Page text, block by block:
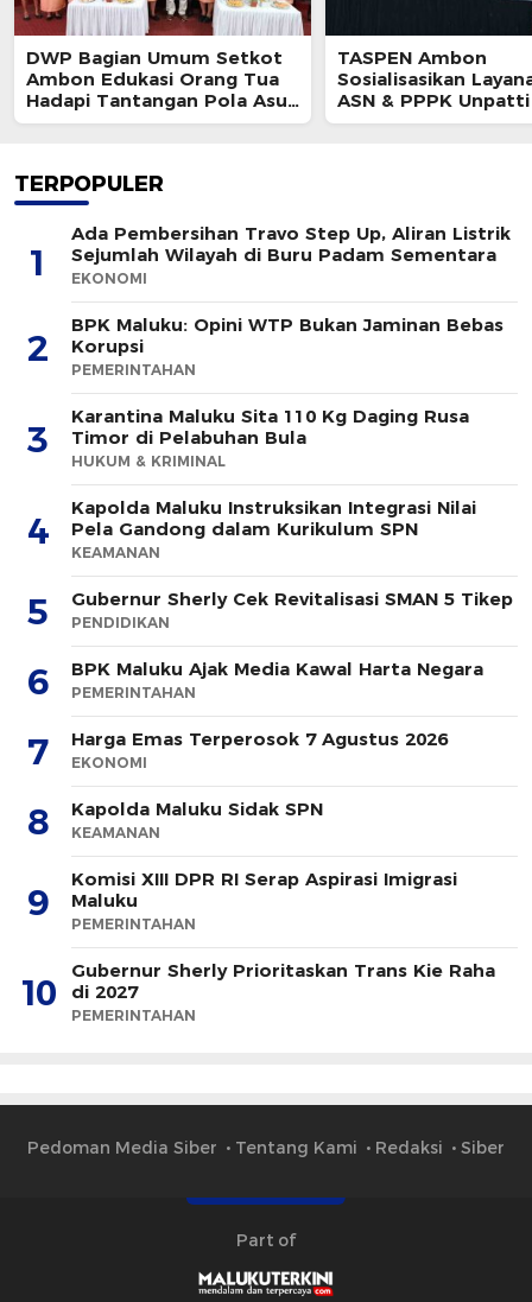
DWP Bagian Umum Setkot
Ambon Edukasi Orang Tua
Hadapi Tantangan Pola Asuh
Modern
TASPEN Ambon
Sosialisasikan
ASN & PPPK Unpatti
TERPOPULER
1
Ada Pembersihan Travo Step Up, Aliran Listrik
Sejumlah Wilayah di Buru Padam Sementara
EKONOMI
2
BPK Maluku: Opini WTP Bukan Jaminan Bebas
Korupsi
PEMERINTAHAN
3
Karantina Maluku Sita 110 Kg Daging Rusa
Timor di Pelabuhan Bula
HUKUM & KRIMINAL
4
Kapolda Maluku Instruksikan Integrasi Nilai
Pela Gandong dalam Kurikulum SPN
KEAMANAN
5 Gubernur Sherly Cek Revitalisasi SMAN 5 Tikep
PENDIDIKAN
6 BPK Maluku Ajak Media Kawal Harta Negara
PEMERINTAHAN
7 Harga Emas Terperosok 7 Agustus 2026
EKONOMI
8 Kapolda Maluku Sidak SPN
KEAMANAN
9
Komisi XIII DPR RI Serap Aspirasi Imigrasi
Maluku
PEMERINTAHAN
10
Gubernur Sherly Prioritaskan Trans Kie Raha
di 2027
PEMERINTAHAN
Pedoman Media Siber Tentang Kami Redaksi Siber
Part of